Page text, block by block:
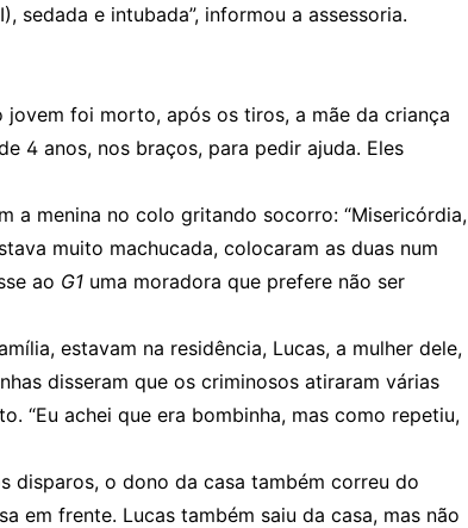
sedada e intubada”, informou a assessoria.
jovem foi morto, após os tiros, a mãe da criança
4 anos, nos braços, para pedir ajuda. Eles
a menina no colo gritando socorro: “Misericórdia,
muito machucada, colocaram as duas num
ao G1 uma moradora que prefere não ser
estavam na residência, Lucas, a mulher dele,
disseram que os criminosos atiraram várias
“Eu achei que era bombinha, mas como repetiu,
disparos, o dono da casa também correu do
em frente. Lucas também saiu da casa, mas não